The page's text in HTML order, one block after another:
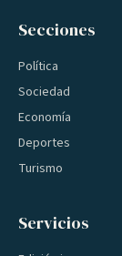
Secciones
Política
Sociedad
Economía
Deportes
Turismo
Servicios